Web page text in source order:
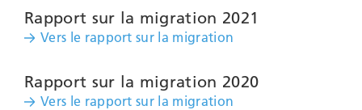
Rapport sur la migration 2021
Vers le rapport sur la migration
Rapport sur la migration 2020
Vers le rapport sur la migration